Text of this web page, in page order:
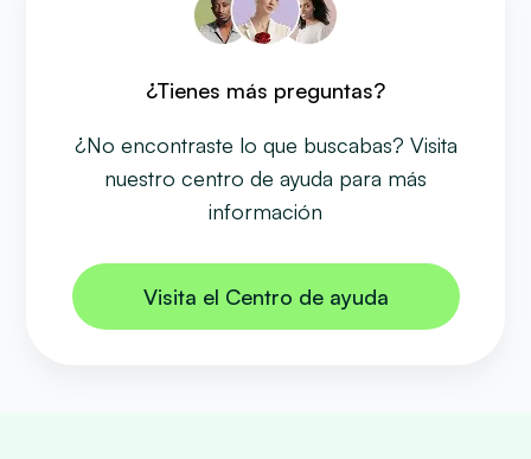
¿Tienes más preguntas?
¿No encontraste lo que buscabas? Visita
nuestro centro de ayuda para más
información
Visita el Centro de ayuda